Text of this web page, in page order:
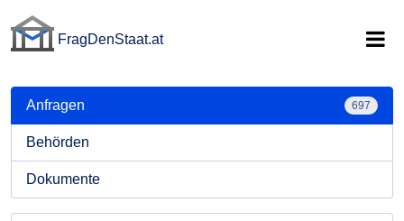
FragDenStaat.at
Anfragen 697
Behörden
Dokumente